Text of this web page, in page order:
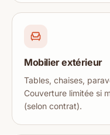
Mobilier extérieur
Tables, chaises,
Couverture limitée si
(selon contrat).